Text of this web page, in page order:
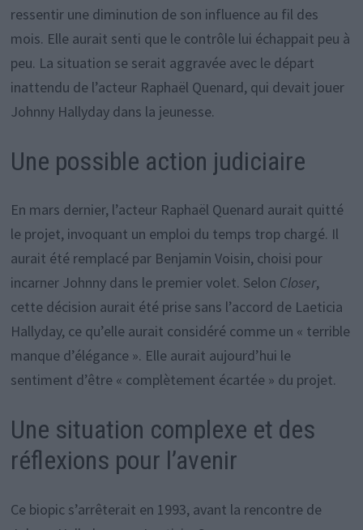
ressentir une diminution de son influence au fil des
mois. Elle aurait senti que le contrôle lui échappait peu à
peu. La situation se serait aggravée avec le départ
inattendu de l’acteur Raphaël Quenard, qui devait jouer
Johnny Hallyday dans la jeunesse.
Une possible action judiciaire
En mars dernier, l’acteur Raphaël Quenard aurait quitté
le projet, invoquant un emploi du temps trop chargé. Il
aurait été remplacé par Benjamin Voisin, choisi pour
incarner Johnny dans le premier volet. Selon Closer,
cette décision aurait été prise sans l’accord de Laeticia
Hallyday, ce qu’elle aurait considéré comme un « terrible
manque d’élégance ». Elle aurait aujourd’hui le
sentiment d’être « complètement écartée » du projet.
Une situation complexe et des
réflexions pour l’avenir
Ce biopic s’arrêterait en 1993, avant la rencontre de